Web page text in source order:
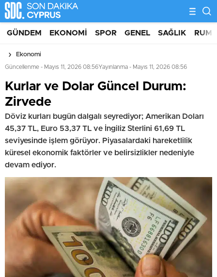
GÜNDEM EKONOMI SPOR GENEL SAĞLIK RUM
Ekonomi
Güncellenme - Mayıs 11, 2026 08:56Yayınlanma - Mayıs 11, 2026 08:56
Kurlar ve Dolar Güncel Durum:
Zirvede
Döviz kurları bugün dalgalı seyrediyor; Amerikan Doları
45,37 TL, Euro 53,37 TL ve İngiliz Sterlini 61,69 TL
seviyesinde işlem görüyor. Piyasalardaki hareketlilik
küresel ekonomik faktörler ve belirsizlikler nedeniyle
devam ediyor.